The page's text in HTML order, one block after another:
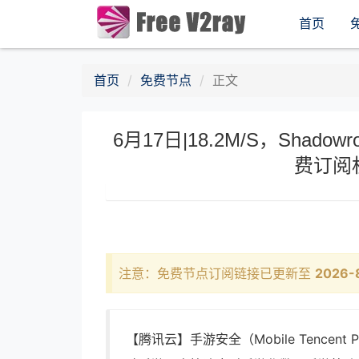
首页
首页 免费节点 正文
6月17日|18.2M/S，
费订阅
注意：免费节点订阅链接已更新至
【腾讯云】手游安全（Mobile